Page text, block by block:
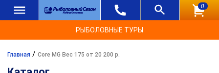
0
РЫБОЛОВНЫЕ ТУРЫ
Главная / Core MG Вес 175 от 20 200 р.